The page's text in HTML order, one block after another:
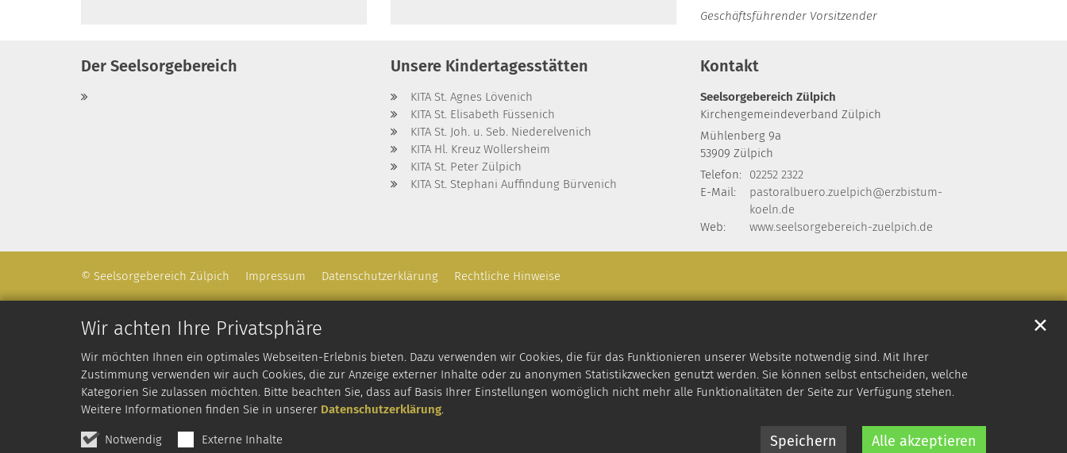
Wir achten Ihre Privatsphäre
Wir möchten Ihnen ein optimales Webseiten-Erlebnis bieten. Dazu verwenden wir Cookies, die für das Funktionieren unserer Website notwendig sind. Mit Ihrer
Zustimmung verwenden wir auch Cookies, die zur Anzeige externer Inhalte oder zu anonymen Statistikzwecken genutzt werden. Sie können selbst entscheiden, welche
Kategorien Sie zulassen möchten. Bitte beachten Sie, dass auf Basis Ihrer Einstellungen womöglich nicht mehr alle Funktionalitäten der Seite zur Verfügung stehen.
Weitere Informationen finden Sie in unserer Datenschutzerklärung.
Notwendig Externe Inhalte Speichern Alle akzeptieren
✕
Geschäftsführender Vorsitzender
Der Seelsorgebereich Unsere Kindertagesstätten
KITA St. Agnes Lövenich
KITA St. Elisabeth Füssenich
KITA St. Joh. u. Seb. Niederelvenich
KITA Hl. Kreuz Wollersheim
KITA St. Peter Zülpich
KITA St. Stephani Auffindung Bürvenich
Kontakt
Seelsorgebereich Zülpich
Kirchengemeindeverband Zülpich
Mühlenberg 9a
53909 Zülpich
Telefon:
02252 2322
E-Mail:
pastoralbuero.zuelpich@erzbistum-
koeln.de
Web:
www.seelsorgebereich-zuelpich.de
© Seelsorgebereich Zülpich Impressum Datenschutzerklärung Rechtliche Hinweise